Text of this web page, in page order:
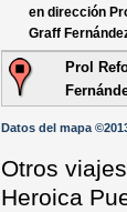
en dirección
Graff
Prol
Datos del mapa
Otros
Heroica